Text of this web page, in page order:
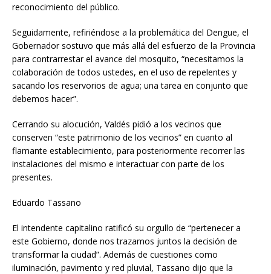
reconocimiento del público.
Seguidamente, refiriéndose a la problemática del Dengue, el
Gobernador sostuvo que más allá del esfuerzo de la Provincia
para contrarrestar el avance del mosquito, “necesitamos la
colaboración de todos ustedes, en el uso de repelentes y
sacando los reservorios de agua; una tarea en conjunto que
debemos hacer”.
Cerrando su alocución, Valdés pidió a los vecinos que
conserven “este patrimonio de los vecinos” en cuanto al
flamante establecimiento, para posteriormente recorrer las
instalaciones del mismo e interactuar con parte de los
presentes.
Eduardo Tassano
El intendente capitalino ratificó su orgullo de “pertenecer a
este Gobierno, donde nos trazamos juntos la decisión de
transformar la ciudad”. Además de cuestiones como
iluminación, pavimento y red pluvial, Tassano dijo que la